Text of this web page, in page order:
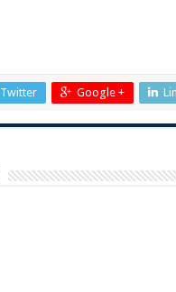
Twitter Google +